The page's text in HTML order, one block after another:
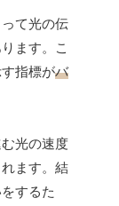
て光の伝
ます。こ
指標がバ
光の速度
ます。結
するた